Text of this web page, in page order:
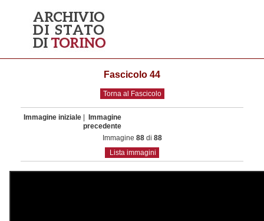
Fascicolo 44
Torna al Fascicolo
Immagine iniziale
Immagine
precedente
Immagine 88di 88
Lista immagini